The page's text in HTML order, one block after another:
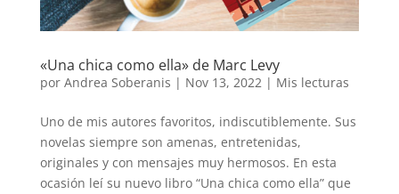
«Una chica como ella» de Marc Levy
por Andrea Soberanis | Nov 13, 2022| Mis lecturas
Uno de mis autores favoritos, indiscutiblemente. Sus
novelas siempre son amenas, entretenidas,
originales y con mensajes muy hermosos. En esta
ocasión leí su nuevo libro “Una chica como ella” que